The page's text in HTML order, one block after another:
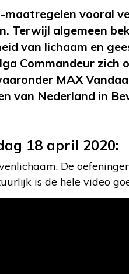
maatregelen vooral
Terwijl algemeen
van lichaam en
Commandeur zich
MAX
van Nederland in
18 april 2020:
De
is de hele video